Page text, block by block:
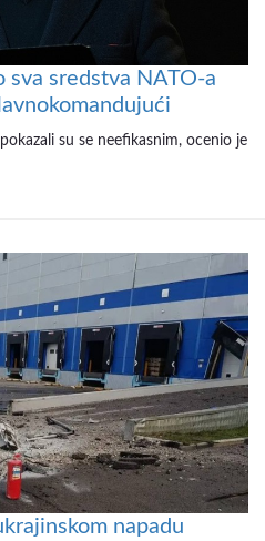
sredstva NATO-a
su se neefikasnim, ocenio je
napadu